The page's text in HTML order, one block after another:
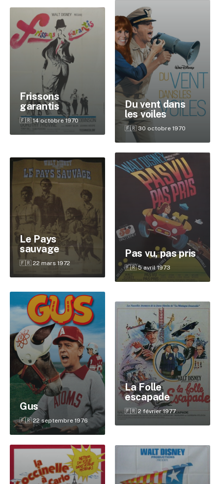
Frissons
garantis
🇫🇷 14 octobre 1970
Du vent dans
les voiles
🇫🇷 30 octobre 1970
Le Pays
sauvage
🇫🇷 22 mars 1972
Pas vu, pas pris
🇫🇷 5 avril 1973
Gus
🇫🇷 22 septembre 1976
La Folle
escapade
🇫🇷 2 février 1977